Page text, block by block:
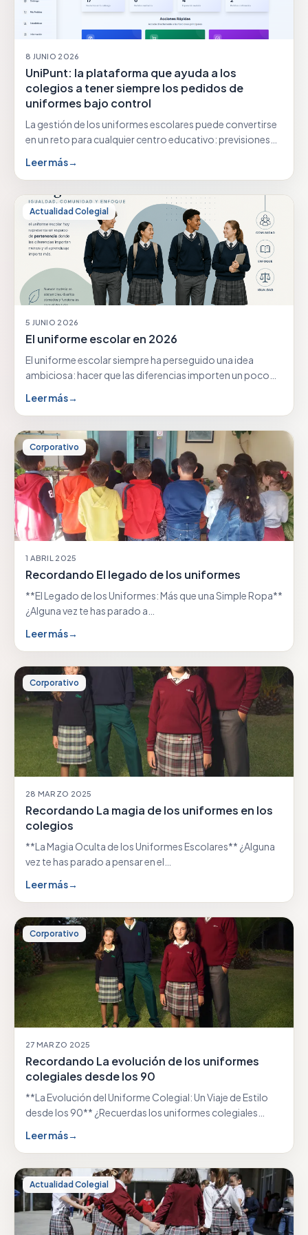
8 JUNIO 2026
UniPunt: la plataforma que ayuda a los
colegios a tener siempre los pedidos de
uniformes bajo control
La gestión de los uniformes escolares puede convertirse
en un reto para cualquier centro educativo: previsiones…
Leer más→
Actualidad Colegial
5 JUNIO 2026
El uniforme escolar en 2026
El uniforme escolar siempre ha perseguido una idea
ambiciosa: hacer que las diferencias importen un poco…
Leer más→
Corporativo
1 ABRIL 2025
Recordando El legado de los uniformes
**El Legado de los Uniformes: Más que una Simple Ropa**
¿Alguna vez te has parado a…
Leer más→
Corporativo
28 MARZO 2025
Recordando La magia de los uniformes en los
colegios
**La Magia Oculta de los Uniformes Escolares** ¿Alguna
vez te has parado a pensar en el…
Leer más→
Corporativo
27 MARZO 2025
Recordando La evolución de los uniformes
colegiales desde los 90
**La Evolución del Uniforme Colegial: Un Viaje de Estilo
desde los 90** ¿Recuerdas los uniformes colegiales…
Leer más→
Actualidad Colegial